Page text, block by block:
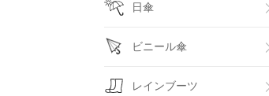
日傘
ビニール傘
レインブーツ